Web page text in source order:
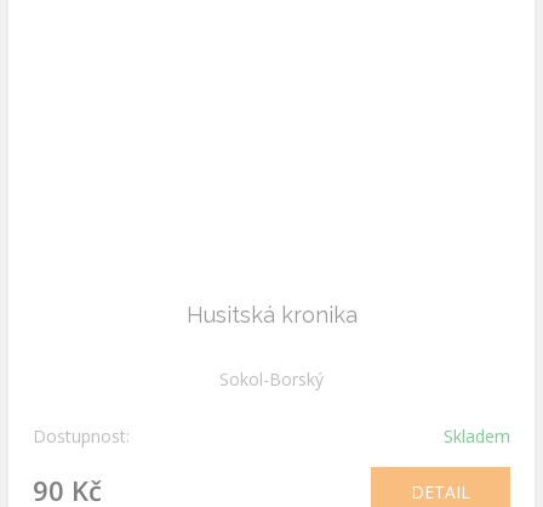
Husitská kronika
Sokol-Borský
Dostupnost: Skladem
90 Kč DETAIL